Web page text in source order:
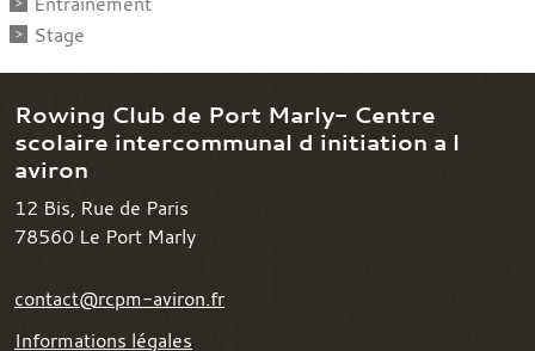
Stage
Rowing Club de Port Marly- Centre
scolaire intercommunal d initiation a l
aviron
12 Bis, Rue de Paris
78560 Le Port Marly
contact@rcpm-aviron.fr
Informations légales